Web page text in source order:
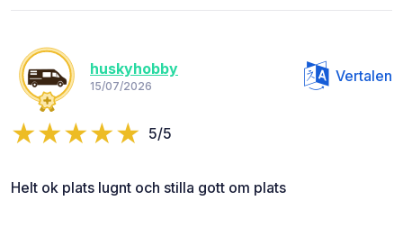
huskyhobby
15/07/2026
Vertalen
5/5
Helt ok plats lugnt och stilla gott om plats